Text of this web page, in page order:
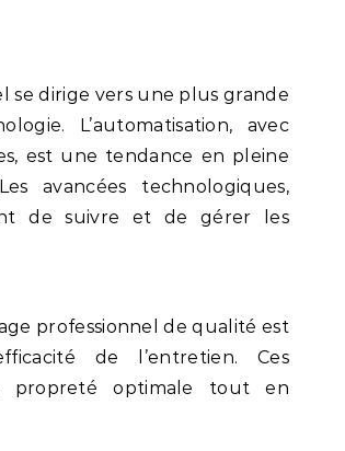
se dirige vers une plus grande
L’automatisation, avec
est une tendance en pleine
avancées technologiques,
de suivre et de gérer les
professionnel de qualité est
de l’entretien. Ces
propreté optimale tout en